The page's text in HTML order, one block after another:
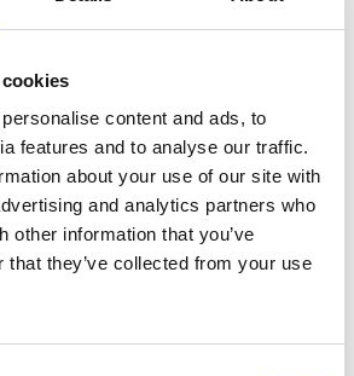
content and ads, to
features and to analyse our traffic.
about your use of our site with
and analytics partners who
other information that you’ve
that they’ve collected from your use
€ 184,32